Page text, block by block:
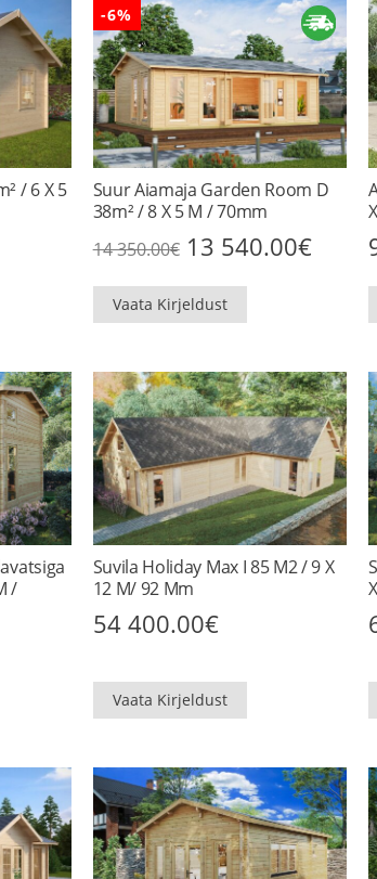
/ 6 X 5
-6%
Suur Aiamaja Garden Room D
38m² / 8 X 5 M / 70mm
14 350.00€ Algne
hind
14
350.00€.
13 540.00€hind
Vaata Kirjeldust
/
Suvila Holiday Max I 85 M2 / 9 X
12 M/ 92 Mm
54 400.00€
Vaata Kirjeldust